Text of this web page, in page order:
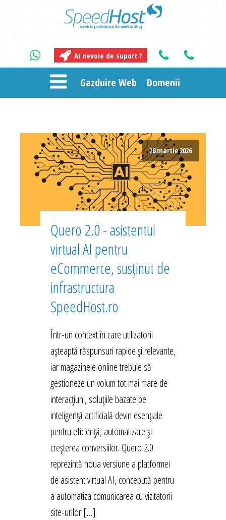
Ai nevoie de suport ?
Gazduire Web Domenii
28 martie 2026
Quero 2.0 - asistentul
virtual AI pentru
eCommerce, susținut de
infrastructura
SpeedHost.ro
Într-un context în care utilizatorii
așteaptă răspunsuri rapide și relevante,
iar magazinele online trebuie să
gestioneze un volum tot mai mare de
interacțiuni, soluțiile bazate pe
inteligență artificială devin esențiale
pentru eficiență, automatizare și
creșterea conversiilor. Quero 2.0
reprezintă noua versiune a platformei
de asistent virtual AI, concepută pentru
a automatiza comunicarea cu vizitatorii
site-urilor […]